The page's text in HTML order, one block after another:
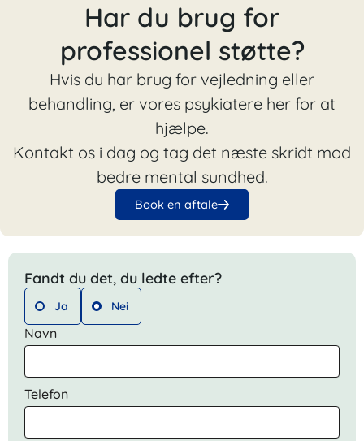
Har du brug for
professionel støtte?
Hvis du har brug for vejledning eller
behandling, er vores psykiatere her for at
hjælpe.
Kontakt os i dag og tag det næste skridt mod
bedre mental sundhed.
Book en aftale
Fandt du det, du ledte efter?
Ja Nei
Navn
Telefon